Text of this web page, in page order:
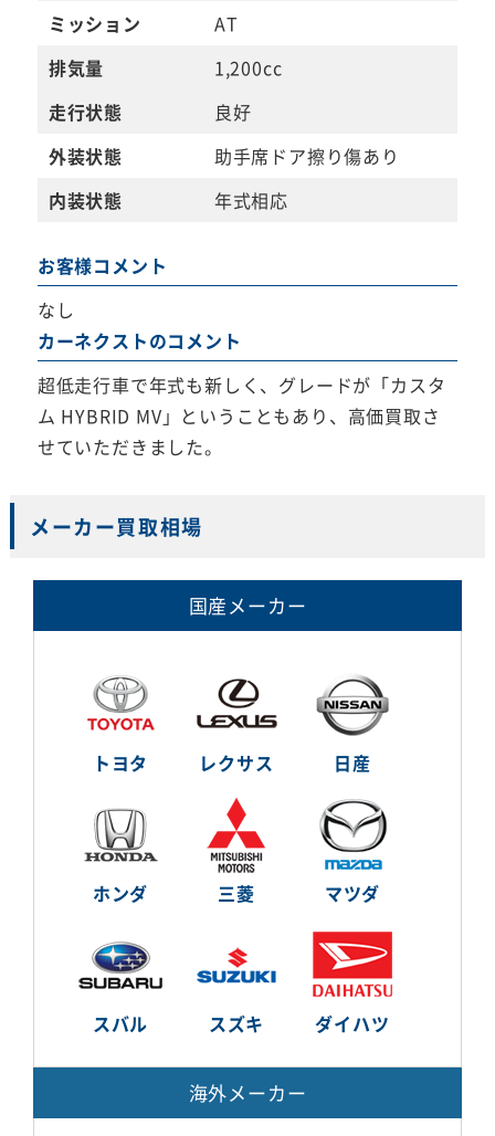
ミッション
AT
排気量
1,200cc
走行状態
良好
外装状態
助手席ドア擦り傷あり
内装状態
年式相応
お客様コメント
なし
カーネクストのコメント
超低走行車で年式も新しく、グレードが「カスタ
ム HYBRID MV」ということもあり、高価買取さ
せていただきました。
メーカー買取相場
国産メーカー
トヨタ レクサス 日産
ホンダ 三菱 マツダ
スバル スズキ ダイハツ
海外メーカー